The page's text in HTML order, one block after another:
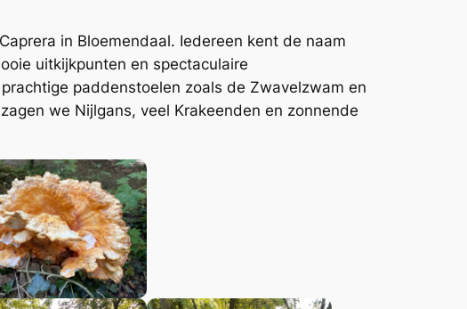
in Bloemendaal. Iedereen kent de naam
uitkijkpunten en spectaculaire
paddenstoelen zoals de Zwavelzwam en
we Nijlgans, veel Krakeenden en zonnende